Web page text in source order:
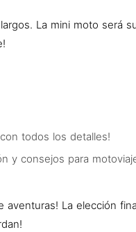
La mini moto será
todos los detalles!
y consejos para
aventuras! La elección